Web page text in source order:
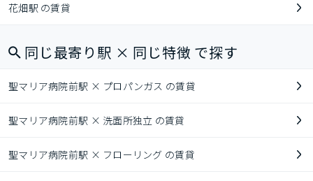
花畑駅 の賃貸
同じ最寄り駅 × 同じ特徴 で探す
聖マリア病院前駅 × プロパンガス の賃貸
聖マリア病院前駅 × 洗面所独立 の賃貸
聖マリア病院前駅 × フローリング の賃貸